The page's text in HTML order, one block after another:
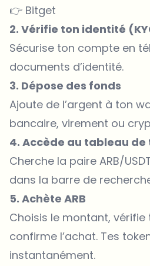
👉 Bitget
2. Vérifie ton identité
Sécurise ton compte en
documents d’identité.
3. Dépose des fonds
Ajoute de l’argent à ton
bancaire, virement ou
4. Accède au tableau
Cherche la paire ARB/
dans la barre de
5. Achète ARB
Choisis le montant,
confirme l’achat. Tes
instantanément.